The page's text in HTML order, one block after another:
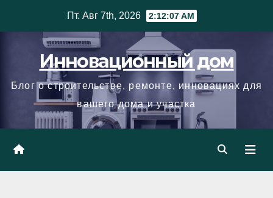
Пт. Авг 7th, 2026 2:12:08 AM
Инновационный дом
Блог о строительстве, ремонте, инновациях для
вашего дома и участка